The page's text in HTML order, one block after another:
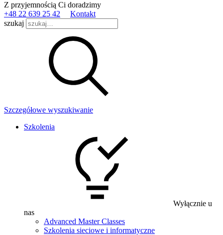
Z przyjemnością Ci doradzimy
+48 22 639 25 42
Kontakt
szukaj
Szczegółowe wyszukiwanie
Szkolenia
Wyłącznie u
nas
Advanced Master Classes
Szkolenia sieciowe i informatyczne